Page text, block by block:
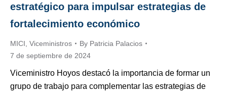
estratégico para impulsar estrategias de
fortalecimiento económico
MICI Viceministros By Patricia Palacios
7 de septiembre de 2024
Viceministro Hoyos destacó la importancia de formar un
grupo de trabajo para complementar las estrategias de